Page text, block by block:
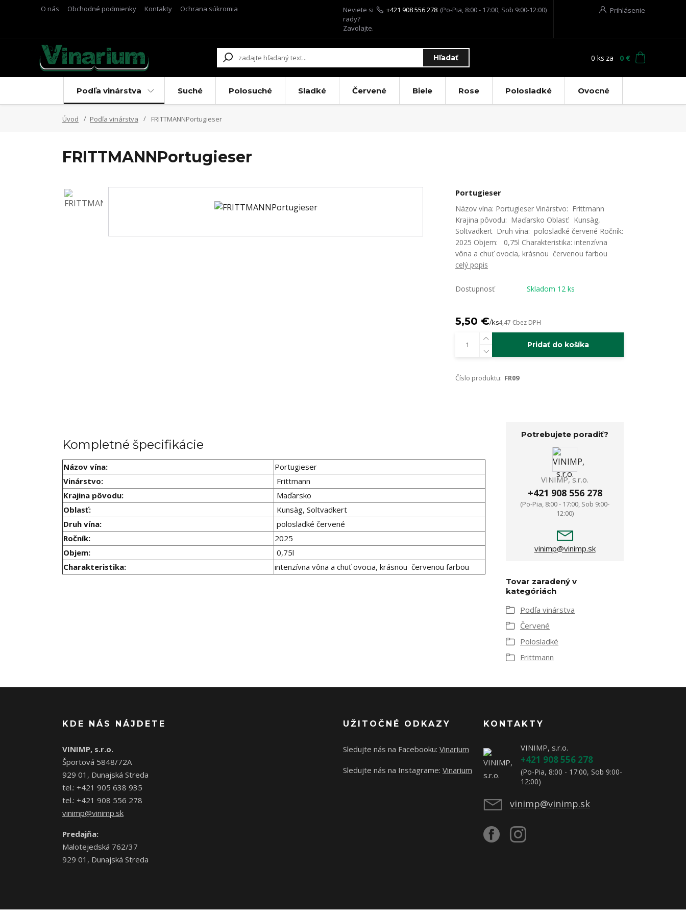
O nás Obchodné podmienky Kontakty Ochrana súkromia Prihlásenie
Hľadať
Neviete si
rady?
Zavolajte.
+421 908 556 278 (Po-Pia, 8:00 - 17:00, Sob 9:00-12:00)
0 ks za 0 €
Podľa vinárstva Suché Polosuché Sladké Červené Biele Rose Polosladké Ovocné
Úvod Podľa vinárstva FRITTMANNPortugieser
FRITTMANNPortugieser
Portugieser
Názov vína: Portugieser Vinárstvo: Frittmann
Krajina pôvodu: Maďarsko Oblasť: Kunsàg,
Soltvadkert Druh vína: polosladké červené Ročník:
2025 Objem: 0,75l Charakteristika: intenzívna
vôna a chuť ovocia, krásnou červenou farbou
celý popis
Dostupnosť Skladom 12 ks
5,50 €/ks4,47 €bez DPH
Pridať do košíka
Číslo produktu: FR09
Kompletné špecifikácie
Názov vína:
Portugieser
Vinárstvo:
Frittmann
Krajina pôvodu:
Maďarsko
Oblasť:
Kunsàg, Soltvadkert
Druh vína:
polosladké červené
Ročník:
2025
Objem:
0,75l
Charakteristika:
intenzívna vôna a chuť ovocia, krásnou červenou farbou
Potrebujete poradiť?
VINIMP, s.r.o.
+421 908 556 278
(Po-Pia, 8:00 - 17:00, Sob 9:00-
12:00)
vinimp@vinimp.sk
Tovar zaradený v
kategóriách
Podľa vinárstva
Červené
Polosladké
Frittmann
KDE NÁS NÁJDETE
VINIMP, s.r.o.
Športová 5848/72A
929 01, Dunajská Streda
tel.: +421 905 638 935
tel.: +421 908 556 278
vinimp@vinimp.sk
Predajňa:
Malotejedská 762/37
929 01, Dunajská Streda
UŽITOČNÉ ODKAZY
Sledujte nás na Facebooku: Vinarium
Sledujte nás na Instagrame: Vinarium
KONTAKTY
VINIMP, s.r.o.
+421 908 556 278
(Po-Pia, 8:00 - 17:00, Sob 9:00-
12:00)
vinimp@vinimp.sk